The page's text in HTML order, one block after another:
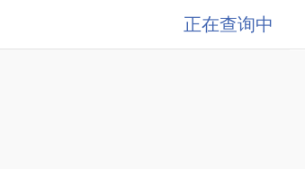
正在查询中